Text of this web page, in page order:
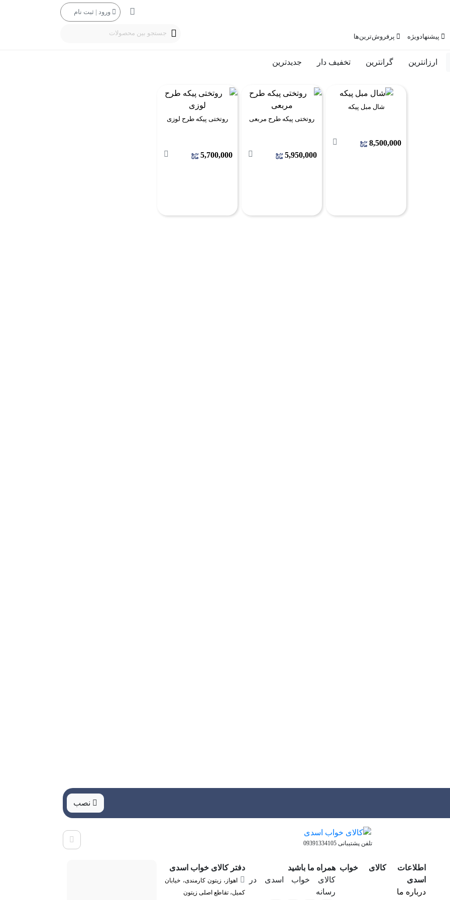
ورود | ثبت نام
پیشنهاد‌ویژه پرفروش‌ترین‌ها جستجو بین محصولات
ارزانترین گرانترین تخفیف دار جدیدترین
شال مبل پیکه
8,500,000
روتختی پیکه طرح مربعی
5,950,000
روتختی پیکه طرح لوزی
5,700,000
نصب
تلفن پشتیبانی 09391334105
اطلاعات کالای خواب
اسدی
درباره ما
همراه ما باشید
کالای خواب اسدی در
رسانه
دفتر کالای خواب اسدی
اهواز، زیتون کارمندی، خیابان
کمیل، تقاطع اصلی زیتون